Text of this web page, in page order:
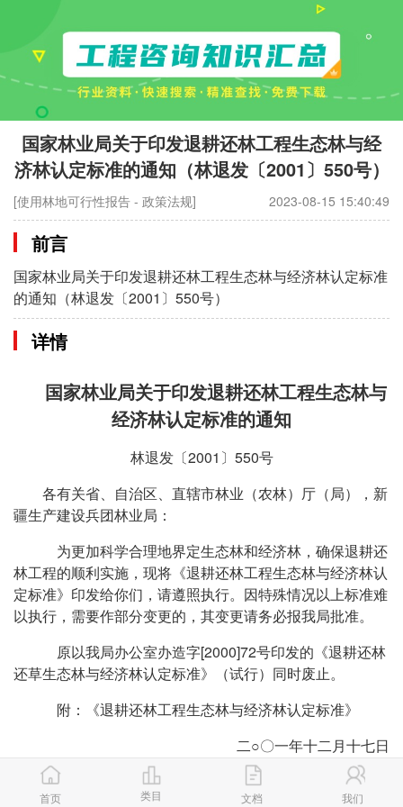
国家林业局关于印发退耕还林工程生态林与经
济林认定标准的通知（林退发〔2001〕550号）
[使用林地可行性报告 - 政策法规] 2023-08-15 15:40:49
前言
国家林业局关于印发退耕还林工程生态林与经济林认定标准
的通知（林退发〔2001〕550号）
详情
国家林业局关于印发退耕还林工程生态林与
经济林认定标准的通知
林退发〔2001〕550号
各有关省、自治区、直辖市林业（农林）厅（局），新
疆生产建设兵团林业局：
为更加科学合理地界定生态林和经济林，确保退耕还
林工程的顺利实施，现将《退耕还林工程生态林与经济林认
定标准》印发给你们，请遵照执行。因特殊情况以上标准难
以执行，需要作部分变更的，其变更请务必报我局批准。
原以我局办公室办造字[2000]72号印发的《退耕还林
还草生态林与经济林认定标准》（试行）同时废止。
附：《退耕还林工程生态林与经济林认定标准》
二○〇一年十二月十七日
退耕还林工程生态林与经济林认定标准
首页 类目 文档 我们